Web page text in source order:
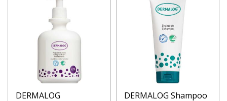
DERMALOG
DERMALOG Shampoo